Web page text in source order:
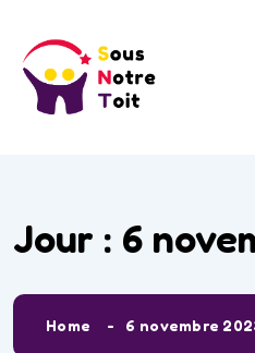
Jour : 6
Home 6 novembre